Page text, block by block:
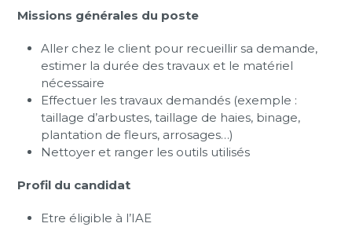
Missions générales du poste
Aller chez le client pour recueillir sa demande,
estimer la durée des travaux et le matériel
nécessaire
Effectuer les travaux demandés (exemple :
taillage d’arbustes, taillage de haies, binage,
plantation de fleurs, arrosages…)
Nettoyer et ranger les outils utilisés
Profil du candidat
Etre éligible à l’IAE